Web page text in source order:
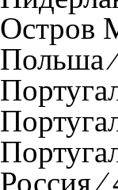
Остров
Польша
Россия ⁄